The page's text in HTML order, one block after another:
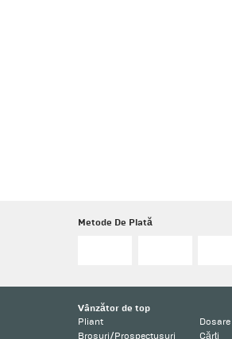
Metode De Plată
Vânzător de top
Pliant
Broșuri/Prospectusuri
Cărți